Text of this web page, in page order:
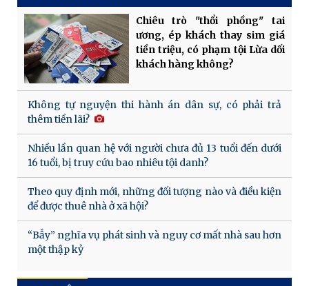
Chiêu trò "thổi phồng" tai
ương, ép khách thay sim giá
tiền triệu, có phạm tội Lừa dối
khách hàng không?
Không tự nguyện thi hành án dân sự, có phải trả
thêm tiền lãi?
Nhiều lần quan hệ với người chưa đủ 13 tuổi đến dưới
16 tuổi, bị truy cứu bao nhiêu tội danh?
Theo quy định mới, những đối tượng nào và điều kiện
để được thuê nhà ở xã hội?
“Bẫy” nghĩa vụ phát sinh và nguy cơ mất nhà sau hơn
một thập kỷ